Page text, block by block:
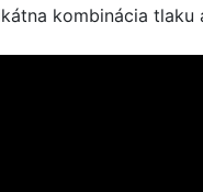
kombinácia tlaku